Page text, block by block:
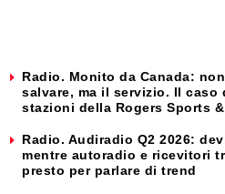
Radio. Monito da Canada:
salvare, ma il servizio. Il caso
stazioni della Rogers Sports
Radio. Audiradio Q2 2026:
mentre autoradio e ricevitori
presto per parlare di trend